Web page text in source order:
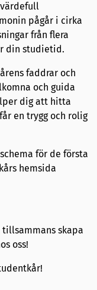
pågår i cirka
från flera
din studietid.
faddrar och
och guida
dig att hitta
en trygg och rolig
för de första
hemsida
skapa
oss!